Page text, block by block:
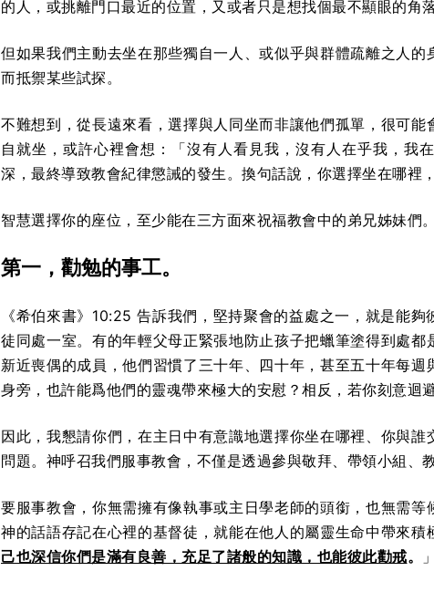
的人，或挑離門口最近的位置，又或者只是想找個最不顯眼的角落
但如果我們主動去坐在那些獨自一人、或似乎與群體疏離之人
而抵禦某些試探。
不難想到，從長遠來看，選擇與人同坐而非讓他們孤單，很可
自就坐，或許心裡會想：「沒有人看見我，沒有人在乎我，我
深，最終導致教會紀律懲誡的發生。換句話說，你選擇坐在哪裡
智慧選擇你的座位，至少能在三方面來祝福教會中的弟兄姊妹們。
第一，勸勉的事工。
《希伯來書》10:25 告訴我們，堅持聚會的益處之一，就是能
徒同處一室。有的年輕父母正緊張地防止孩子把蠟筆塗得到處
新近喪偶的成員，他們習慣了三十年、四十年，甚至五十年每
身旁，也許能爲他們的靈魂帶來極大的安慰？相反，若你刻意迴
因此，我懇請你們，在主日中有意識地選擇你坐在哪裡、你與
問題。神呼召我們服事教會，不僅是透過參與敬拜、帶領小組、
要服事教會，你無需擁有像執事或主日學老師的頭銜，也無需
神的話語存記在心裡的基督徒，就能在他人的屬靈生命中帶來
己也深信你們是滿有良善，充足了諸般的知識，也能彼此勸戒。